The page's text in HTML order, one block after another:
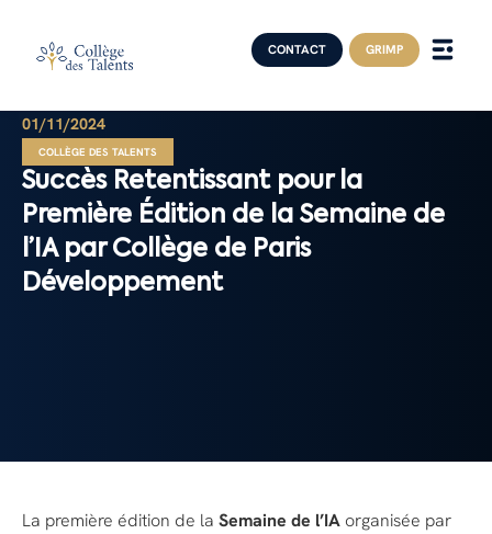
CONTACT GRIMP
01/11/2024
COLLÈGE DES TALENTS
Succès Retentissant pour la
Première Édition de la Semaine de
l’IA par Collège de Paris
Développement
La première édition de la Semaine de l’IA organisée par